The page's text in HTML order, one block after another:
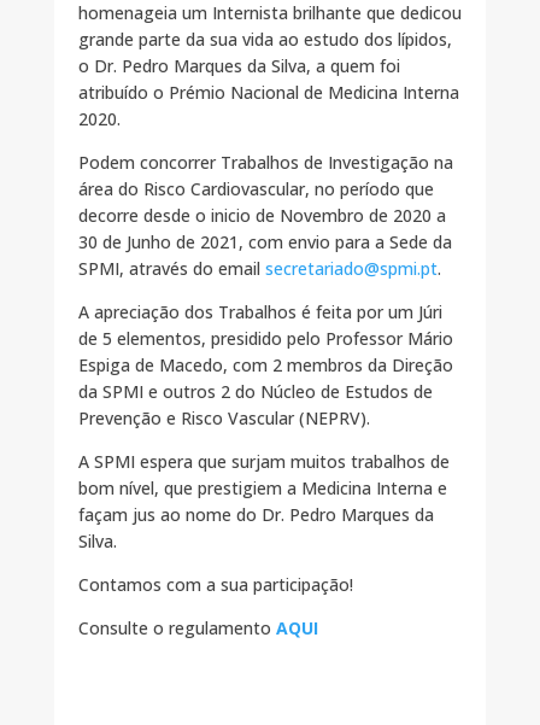
homenageia um Internista brilhante que dedicou
grande parte da sua vida ao estudo dos lípidos,
o Dr. Pedro Marques da Silva, a quem foi
atribuído o Prémio Nacional de Medicina Interna
2020.
Podem concorrer Trabalhos de Investigação na
área do Risco Cardiovascular, no período que
decorre desde o inicio de Novembro de 2020 a
30 de Junho de 2021, com envio para a Sede da
SPMI, através do email secretariado@spmi.pt.
A apreciação dos Trabalhos é feita por um Júri
de 5 elementos, presidido pelo Professor Mário
Espiga de Macedo, com 2 membros da Direção
da SPMI e outros 2 do Núcleo de Estudos de
Prevenção e Risco Vascular (NEPRV).
A SPMI espera que surjam muitos trabalhos de
bom nível, que prestigiem a Medicina Interna e
façam jus ao nome do Dr. Pedro Marques da
Silva.
Contamos com a sua participação!
Consulte o regulamento AQUI